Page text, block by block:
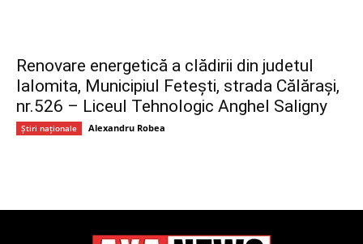
Renovare energetică a clădirii din judetul
Ialomita, Municipiul Fetești, strada Călărași,
nr.526 – Liceul Tehnologic Anghel Saligny
Știri naționale Alexandru Robea